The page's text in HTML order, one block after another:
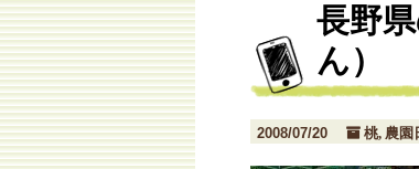
長野
ん）
2008/07/20 桃, 農園